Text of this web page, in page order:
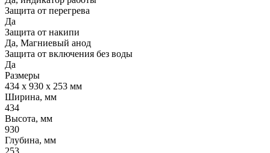
Защита от перегрева
Да
Защита от накипи
Да, Магниевый анод
Защита от включения без воды
Да
Размеры
434 х 930 х 253 мм
Ширина, мм
434
Высота, мм
930
Глубина, мм